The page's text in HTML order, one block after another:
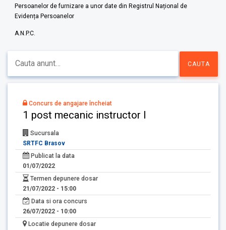
Persoanelor de furnizare a unor date din Registrul Național de
Evidența Persoanelor
A.N.P.C.
Concurs de angajare încheiat
1 post mecanic instructor I
Sucursala
SRTFC Brasov
Publicat la data
01/07/2022
Termen depunere dosar
21/07/2022 - 15:00
Data si ora concurs
26/07/2022 - 10:00
Locatie depunere dosar